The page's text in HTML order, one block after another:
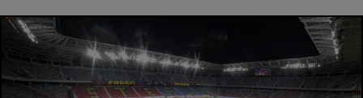
SuperLiga
Liga 2
Cupa României